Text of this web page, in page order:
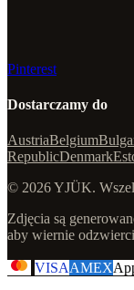
Pinterest
Dostarczamy do
AustriaBelgium
RepublicDenmark
© 2026 YJÜK.
Zdjęcia są
aby wiernie
VISAAMEX